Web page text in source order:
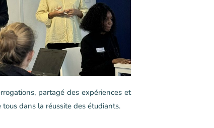
partagé des expériences et
dans la réussite des étudiants.